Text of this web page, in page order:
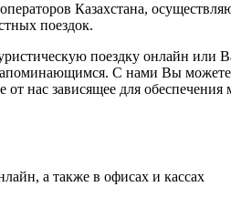
Казахстана,
поездок.
поездку онлайн
С нами Вы
от нас зависящее для
а также в офисах и кассах